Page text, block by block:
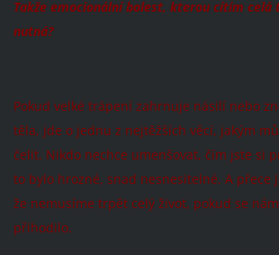
Takže emocionální bolest, kterou cítím celá
nutná?
Pokud velké trápení zahrnuje násilí nebo
těla, jde o jednu z nejtěžších věcí, jakým
čelit. Nikdo nechce umenšovat, čím jste si
to bylo hrozné, snad nesnesitelné. A přece
že nemusíme trpět celý život, pokud se
přihodilo.